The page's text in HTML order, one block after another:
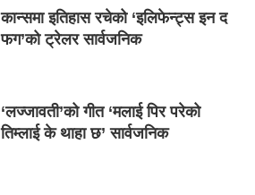
कान्समा इतिहास रचेको ‘इलिफेन्ट्स इन द
फग’को ट्रेलर सार्वजनिक
‘लज्जावती’को गीत ‘मलाई पिर परेको
तिम्लाई के थाहा छ’ सार्वजनिक